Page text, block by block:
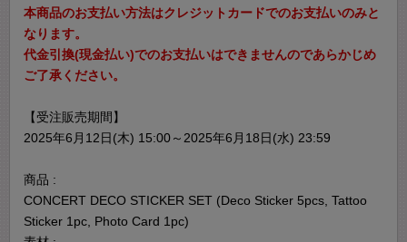
本商品のお支払い方法はクレジットカードでのお支払いのみと
なります。
代金引換(現金払い)でのお支払いはできませんのであらかじめ
ご了承ください。
【受注販売期間】
2025年6月12日(木) 15:00～2025年6月18日(水) 23:59
商品 :
CONCERT DECO STICKER SET (Deco Sticker 5pcs, Tattoo
Sticker 1pc, Photo Card 1pc)